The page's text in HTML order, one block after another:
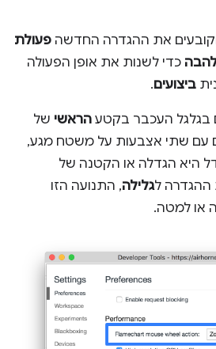
את ההגדרה החדשה פעולת
כדי לשנות את אופן הפעולה
ביצועים.
העכבר בקטע הראשי של
עם שתי אצבעות על משטח מגע,
היא הגדלה או הקטנה של
ההגדרה לגלילה, התנועה הזו
או למטה.